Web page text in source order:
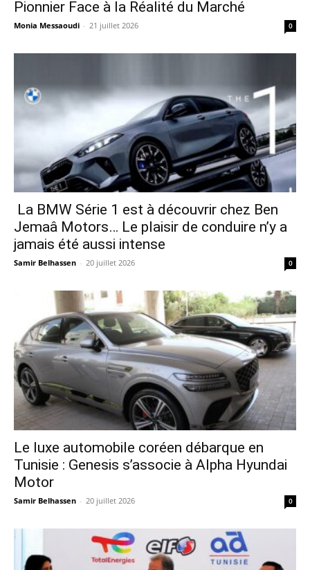
Pionnier Face à la Réalité du Marché
Monia Messaoudi - 21 juillet 2026 0
La BMW Série 1 est à découvrir chez Ben
Jemaâ Motors… Le plaisir de conduire n’y a
jamais été aussi intense
Samir Belhassen - 20 juillet 2026 0
Le luxe automobile coréen débarque en
Tunisie : Genesis s’associe à Alpha Hyundai
Motor
Samir Belhassen - 20 juillet 2026 0